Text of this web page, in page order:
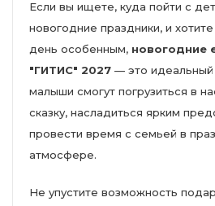
Если вы ищете, куда пойти с
новогодние праздники, и
день особенным, новогодние
"ГИТИС" 2027 — это
малыши смогут погрузиться в
сказку, насладиться ярким
провести время с семьей в
атмосфере.
Не упустите возможность